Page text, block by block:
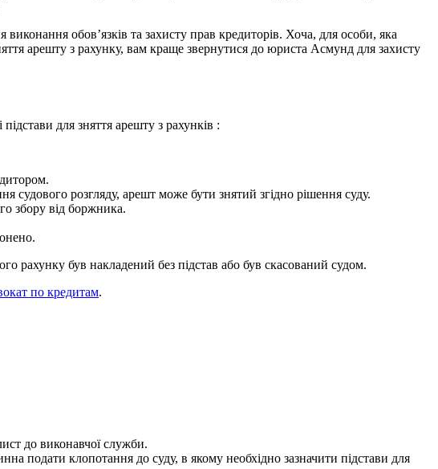
обов’язків та захисту прав кредиторів. Хоча, для особи, яка
арешту з рахунку, вам краще звернутися до юриста Асмунд для захисту
для зняття арешту з рахунків :
розгляду, арешт може бути знятий згідно рішення суду.
збору від боржника.
рахунку був накладений без підстав або був скасований судом.
по кредитам.
до виконавчої служби.
подати клопотання до суду, в якому необхідно зазначити підстави для